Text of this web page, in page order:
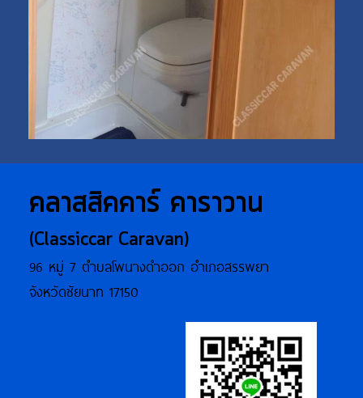
คลาสสิคคาร์ คาราวาน
(Classiccar Caravan)
96 หมู่ 7 ตำบลโพนางดำออก อำเภอสรรพยา
จังหวัดชัยนาท 17150